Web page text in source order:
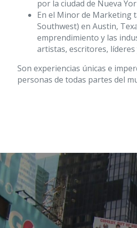
por la ciudad de Nueva
En el Minor de Marketing
Southwest) en Austin,
emprendimiento y las
artistas, escritores, líderes
Son experiencias únicas e
personas de todas partes del